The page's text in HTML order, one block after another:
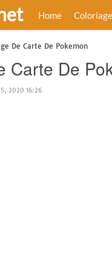
Home Coloriage
De Carte De Pokemon
Carte De
2020 16:26